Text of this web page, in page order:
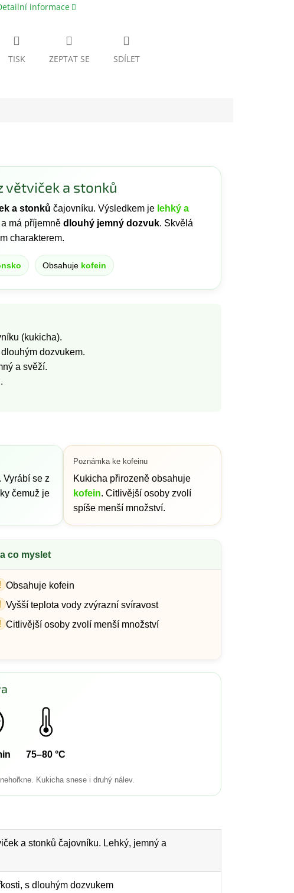
informace
TISK ZEPTAT SE SDÍLET
větviček a stonků
a stonků čajovníku. Výsledkem je lehký a
má příjemně dlouhý jemný dozvuk. Skvělá
charakterem.
Obsahuje kofein
(kukicha).
dozvukem.
a svěží.
se z
čemuž je
Poznámka ke kofeinu
Kukicha přirozeně obsahuje
kofein. Citlivější osoby zvolí
spíše menší množství.
co myslet
Obsahuje kofein
Vyšší teplota vody zvýrazní svíravost
Citlivější osoby zvolí menší množství
75–80 °C
Kukicha snese i druhý nálev.
a stonků čajovníku. Lehký, jemný a
s dlouhým dozvukem